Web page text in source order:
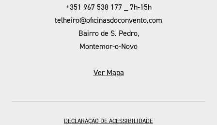
+351 967 538 177 _ 7h-15h
telheiro@oficinasdoconvento.com
Bairro de S. Pedro,
Montemor-o-Novo
Ver Mapa
DECLARAÇÃO DE ACESSIBILIDADE